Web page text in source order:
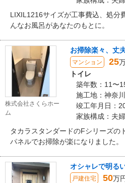
LIXIL1216サイズが工事費込、処分
んなお風呂があなたのもとに。
株式会社さくらホー
ム
お掃除楽々、丈
マンション 25
トイレ
築年数：11〜
施工地：神奈
竣工年月日：
家族構成：夫
タカラスタンダードのFシリーズの
パネルでお掃除が楽になりました。
オシャレで明る
戸建住宅 50万